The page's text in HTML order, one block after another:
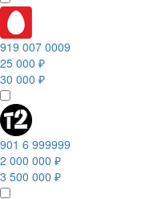
919 007 0009
25 000 ₽
30 000 ₽
901 6 999999
2 000 000 ₽
3 500 000 ₽